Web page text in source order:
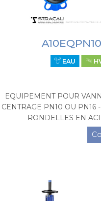
EAU
EQUIPEMENT POUR
CENTRAGE PN10 OU PN16
RONDELLES EN